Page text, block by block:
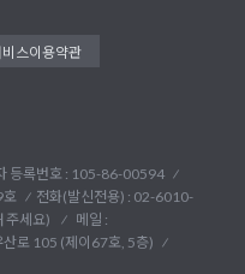
스이용약관
등록번호 : 105-86-00594
전화(발신전용) : 02-6010-
주세요)
메일 :
산로 105 (제이67호, 5층)